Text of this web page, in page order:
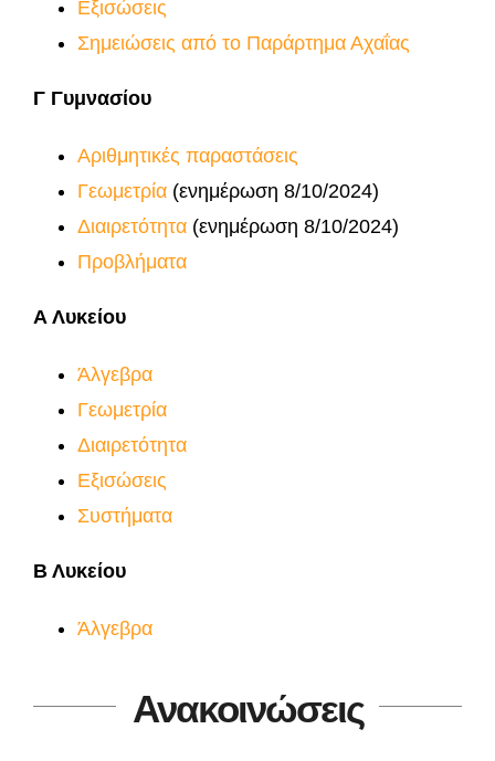
Εξισώσεις
Σημειώσεις από το Παράρτημα Αχαΐας
Γ Γυμνασίου
Αριθμητικές παραστάσεις
Γεωμετρία (ενημέρωση 8/10/2024)
Διαιρετότητα (ενημέρωση 8/10/2024)
Προβλήματα
Α Λυκείου
Άλγεβρα
Γεωμετρία
Διαιρετότητα
Εξισώσεις
Συστήματα
Β Λυκείου
Άλγεβρα
Ανακοινώσεις